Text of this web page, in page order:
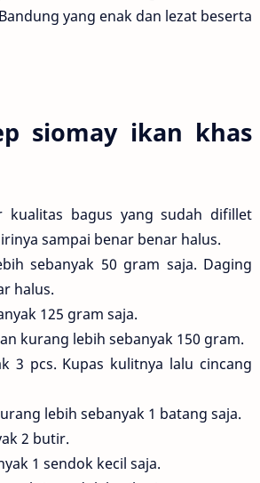
yang enak dan lezat beserta
siomay ikan khas
kualitas bagus yang sudah difillet
sampai benar benar halus.
sebanyak 50 gram saja. Daging
halus.
125 gram saja.
kurang lebih sebanyak 150 gram.
3 pcs. Kupas kulitnya lalu cincang
lebih sebanyak 1 batang saja.
2 butir.
1 sendok kecil saja.